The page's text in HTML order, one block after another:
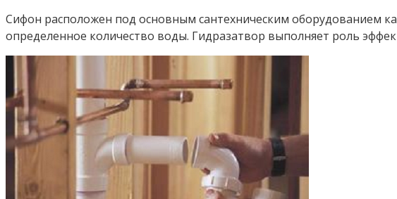
Сифон расположен под основным сантехническим оборудованием
определенное количество воды. Гидразатвор выполняет роль